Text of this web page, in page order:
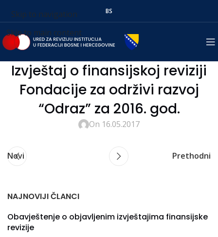
Skip to navigation
Skip to main content
BS
Izvještaj o finansijskoj reviziji
Fondacije za održivi razvoj
“Odraz” za 2016. god.
On 16.05.2017
Novi Prethodni
NAJNOVIJI ČLANCI
Obavještenje o objavljenim izvještajima finansijske
revizije